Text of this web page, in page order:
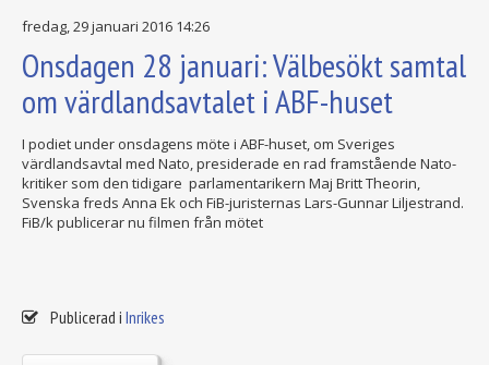
fredag, 29 januari 2016 14:26
Onsdagen 28 januari: Välbesökt samtal
om värdlandsavtalet i ABF-huset
I podiet under onsdagens möte i ABF-huset, om Sveriges
värdlandsavtal med Nato, presiderade en rad framstående Nato-
kritiker som den tidigare parlamentarikern Maj Britt Theorin,
Svenska freds Anna Ek och FiB-juristernas Lars-Gunnar Liljestrand.
FiB/k publicerar nu filmen från mötet
Publicerad i Inrikes